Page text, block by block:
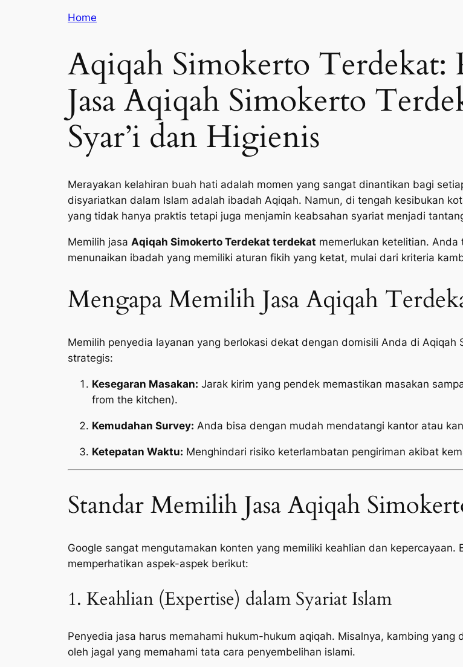
Home
Aqiqah Simokerto Terdekat:
Jasa Aqiqah Simokerto
Syar’i dan Higienis
Merayakan kelahiran buah hati adalah momen yang sangat dinantikan bagi
disyariatkan dalam Islam adalah ibadah Aqiqah. Namun, di tengah kesibukan
yang tidak hanya praktis tetapi juga menjamin keabsahan syariat menjadi
Memilih jasa Aqiqah Simokerto Terdekat terdekat memerlukan ketelitian.
menunaikan ibadah yang memiliki aturan fikih yang ketat, mulai dari kriteria
Mengapa Memilih Jasa Aqiqah
Memilih penyedia layanan yang berlokasi dekat dengan domisili Anda di
strategis:
Kesegaran Masakan: Jarak kirim yang pendek memastikan masakan
from the kitchen).
Kemudahan Survey: Anda bisa dengan mudah mendatangi kantor atau
Ketepatan Waktu: Menghindari risiko keterlambatan pengiriman akibat
Standar Memilih Jasa Aqiqah
Google sangat mengutamakan konten yang memiliki keahlian dan
memperhatikan aspek-aspek berikut:
1. Keahlian (Expertise) dalam Syariat Islam
Penyedia jasa harus memahami hukum-hukum aqiqah. Misalnya, kambing
oleh jagal yang memahami tata cara penyembelihan islami.